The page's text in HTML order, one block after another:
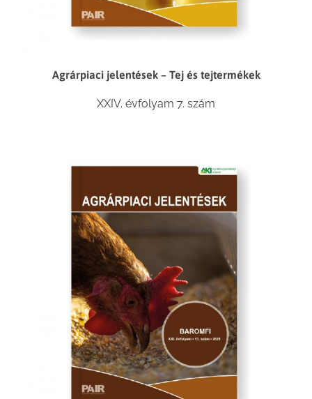
Agrárpiaci jelentések – Tej és tejtermékek
XXIV. évfolyam 7. szám